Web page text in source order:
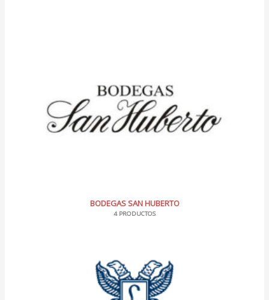
BODEGAS SAN HUBERTO
4 PRODUCTOS